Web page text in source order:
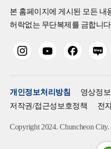
본 홈페이지에 게시된 모든 내
허락없는 무단복제를 금합니
개인정보처리방침
영상정
저작권/접근성보호정책
전
Copyright 2024. Chuncheon